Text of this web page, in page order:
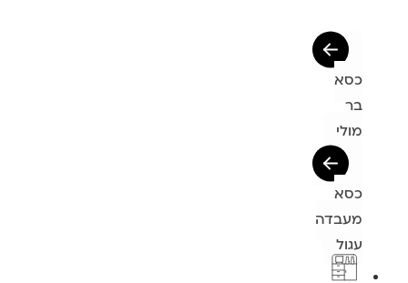
כסא
בר
מולי
כסא
מעבדה
עגול